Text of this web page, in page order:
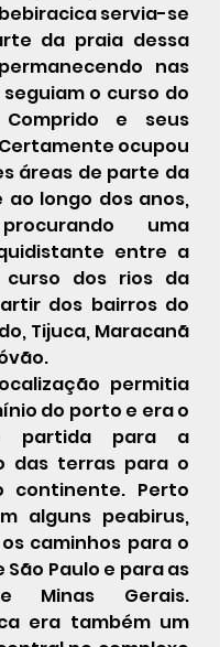
servia-se
da praia dessa
nas
o curso do
e seus
ocupou
áreas de parte da
ao longo dos anos,
uma
entre a
dos rios da
dos bairros do
Tijuca, Maracanã
do porto e era o
partida para a
das terras para o
continente. Perto
alguns peabirus,
caminhos para o
Paulo e para as
Minas Gerais.
era também um